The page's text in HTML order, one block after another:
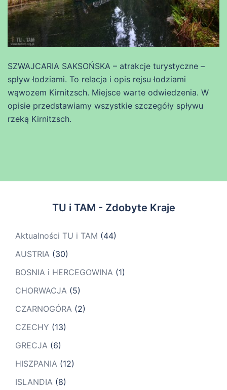
SZWAJCARIA SAKSOŃSKA – atrakcje turystyczne –
spływ łodziami. To relacja i opis rejsu łodziami
wąwozem Kirnitzsch. Miejsce warte odwiedzenia. W
opisie przedstawiamy wszystkie szczegóły spływu
rzeką Kirnitzsch.
TU i TAM - Zdobyte Kraje
Aktualności TU i TAM (44)
AUSTRIA (30)
BOSNIA i HERCEGOWINA (1)
CHORWACJA (5)
CZARNOGÓRA (2)
CZECHY (13)
GRECJA (6)
HISZPANIA (12)
ISLANDIA (8)